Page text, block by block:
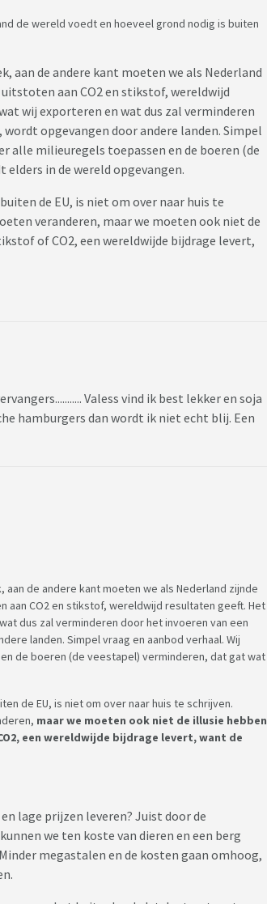
de wereld voedt en hoeveel grond nodig is buiten
aan de andere kant moeten we als Nederland
aan CO2 en stikstof, wereldwijd
wij exporteren en wat dus zal verminderen
opgevangen door andere landen. Simpel
alle milieuregels toepassen en de boeren (de
in de wereld opgevangen.
de EU, is niet om over naar huis te
veranderen, maar we moeten ook niet de
of CO2, een wereldwijde bijdrage levert,
Valess vind ik best lekker en soja
hamburgers dan wordt ik niet echt blij. Een
de andere kant moeten we als Nederland zijnde
aan CO2 en stikstof, wereldwijd resultaten geeft. Het
dus zal verminderen door het invoeren van een
landen. Simpel vraag en aanbod verhaal. Wij
de boeren (de veestapel) verminderen, dat gat wat
de EU, is niet om over naar huis te schrijven.
maar we moeten ook niet de illusie hebben
een wereldwijde bijdrage levert, want de
lage prijzen leveren? Juist door de
we ten koste van dieren en een berg
megastalen en de kosten gaan omhoog,